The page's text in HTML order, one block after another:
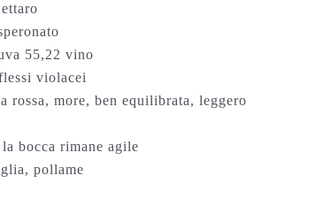
55,22 vino
violacei
rossa, more, ben equilibrata, leggero
bocca rimane agile
pollame